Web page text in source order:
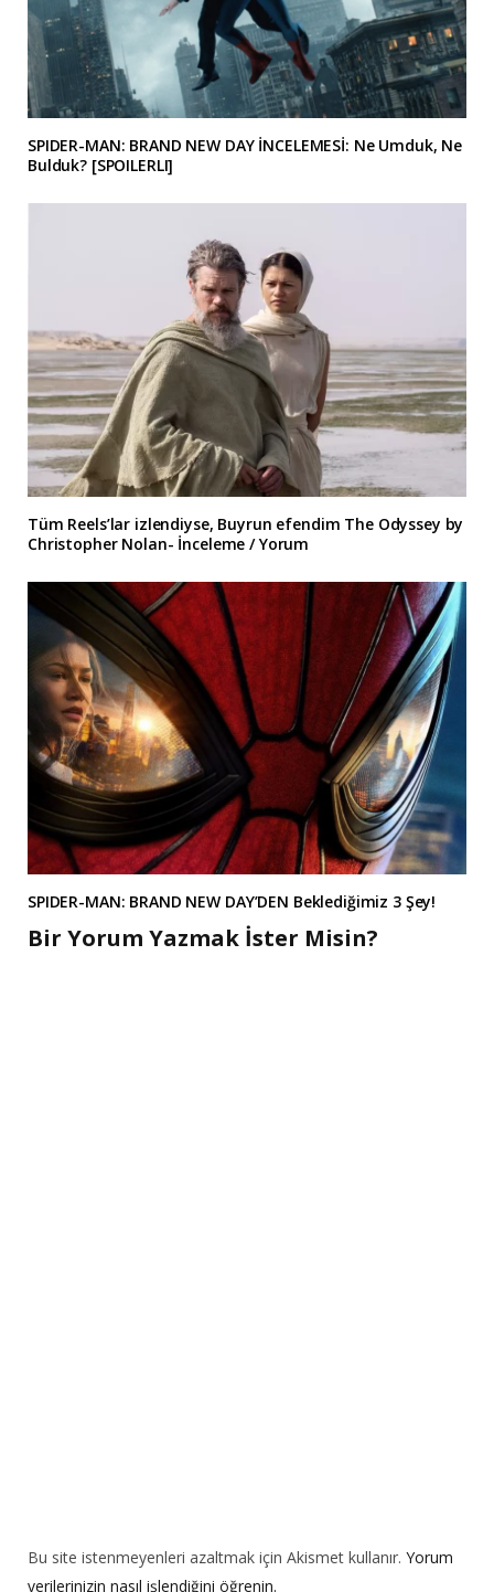
SPIDER-MAN: BRAND NEW DAY İNCELEMESİ: Ne Umduk, Ne
Bulduk? [SPOILERLI]
Tüm Reels’lar izlendiyse, Buyrun efendim The Odyssey by
Christopher Nolan- İnceleme / Yorum
SPIDER-MAN: BRAND NEW DAY’DEN Beklediğimiz 3 Şey!
Bir Yorum Yazmak İster Misin?
Bu site istenmeyenleri azaltmak için Akismet kullanır. Yorum
verilerinizin nasıl işlendiğini öğrenin.